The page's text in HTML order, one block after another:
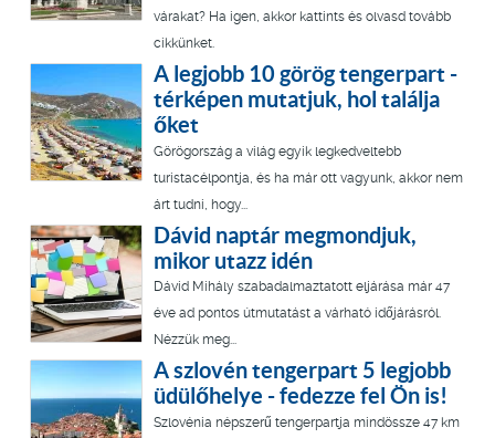
várakat? Ha igen, akkor kattints és olvasd tovább
cikkünket.
A legjobb 10 görög tengerpart -
térképen mutatjuk, hol találja
őket
Görögország a világ egyik legkedveltebb
turistacélpontja, és ha már ott vagyunk, akkor nem
árt tudni, hogy...
Dávid naptár megmondjuk,
mikor utazz idén
Dávid Mihály szabadalmaztatott eljárása már 47
éve ad pontos útmutatást a várható időjárásról.
Nézzük meg...
A szlovén tengerpart 5 legjobb
üdülőhelye - fedezze fel Ön is!
Szlovénia népszerű tengerpartja mindössze 47 km